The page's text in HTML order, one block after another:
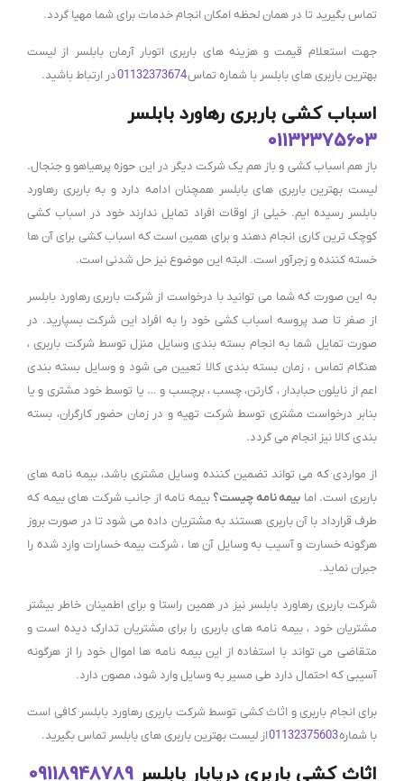
تماس بگیرید تا در همان لحظه امکان انجام خدمات برای شما مهیا گردد.
جهت استعلام قیمت و هزینه های باربری اتوبار آرمان بابلسر از لیست
بهترین باربری های بابلسر با شماره تماس01132373674در ارتباط باشید.
اسباب کشی باربری رهاورد بابلسر
01132375603
باز هم اسباب کشی و باز هم یک شرکت دیگر در این حوزه پرهیاهو و جنجال.
لیست بهترین باربری های بابلسر همچنان ادامه دارد و به باربری رهاورد
بابلسر رسیده ایم. خیلی از اوقات افراد تمایل ندارند خود در اسباب کشی
کوچک ترین کاری انجام دهند و برای همین است که اسباب کشی برای آن ها
خسته کننده و زجرآور است. البته این موضوع نیز حل شدنی است.
به این صورت که شما می توانید با درخواست از شرکت باربری رهاورد بابلسر
از صفر تا صد پروسه اسباب کشی خود را به افراد این شرکت بسپارید. در
صورت تمایل شما به انجام بسته بندی وسایل منزل توسط شرکت باربری ،
هنگام تماس ، زمان بسته بندی کالا تعیین می شود و وسایل بسته بندی
اعم از نایلون حبابدار ، کارتن، چسب ، برچسب و … یا توسط خود مشتری و یا
بنابر درخواست مشتری توسط شرکت تهیه و در زمان حضور کارگران، بسته
بندی کالا نیز انجام می گردد.
از مواردی که می تواند تضمین کننده وسایل مشتری باشد، بیمه نامه های
باربری است. اما بیمه نامه چیست؟بیمه نامه از جانب شرکت های بیمه که
طرف قرارداد با آن باربری هستند به مشتریان داده می شود تا در صورت بروز
هرگونه خسارت و آسیب به وسایل آن ها ، شرکت بیمه خسارات وارد شده را
جبران نماید.
شرکت باربری رهاورد بابلسر نیز در همین راستا و برای اطمینان خاطر بیشتر
مشتریان خود ، بیمه نامه های باربری را برای مشتریان تدارک دیده است و
متقاضی می تواند با استفاده از این بیمه نامه ها اموال خود را از هرگونه
آسیبی که احتمال دارد طی مسیر به وسایل وارد شود، مصون دارد.
برای انجام باربری و اثاث کشی توسط شرکت باربری رهاورد بابلسر کافی است
با شماره01132375603از لیست بهترین باربری های بابلسر تماس بگیرید.
اثاث کشی باربری دریابار بابلسر 09118948789